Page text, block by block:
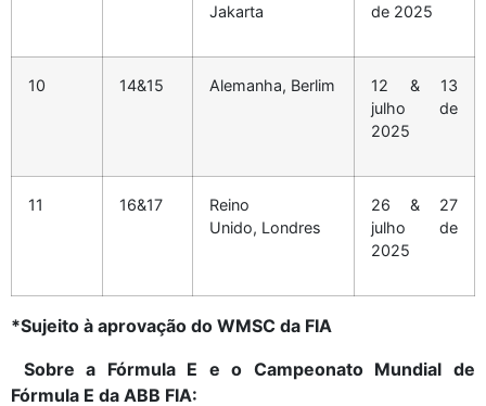
Jakarta
de 2025
10 14&15 Alemanha, Berlim
12 & 13
julho de
2025
11 16&17
Reino
Unido, Londres
26 & 27
julho de
2025
*Sujeito à aprovação do WMSC da FIA
Sobre a Fórmula E e o Campeonato Mundial de
Fórmula E da ABB FIA: